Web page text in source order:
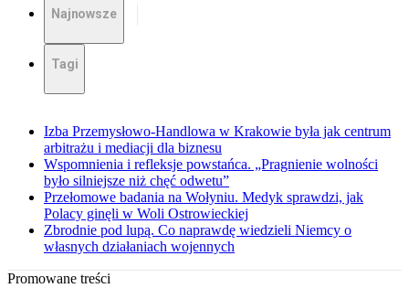
Najnowsze
Tagi
Izba Przemysłowo-Handlowa w Krakowie była jak centrum
arbitrażu i mediacji dla biznesu
Wspomnienia i refleksje powstańca. „Pragnienie wolności
było silniejsze niż chęć odwetu”
Przełomowe badania na Wołyniu. Medyk sprawdzi, jak
Polacy ginęli w Woli Ostrowieckiej
Zbrodnie pod lupą. Co naprawdę wiedzieli Niemcy o
własnych działaniach wojennych
Promowane treści